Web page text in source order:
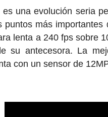
una evolución seria
puntos más
lenta a 240 fps sobre
su antecesora. La
con un sensor de